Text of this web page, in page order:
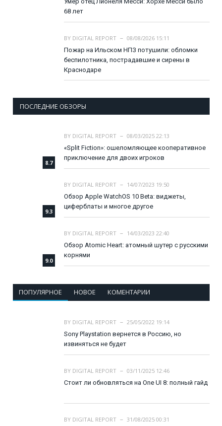
68 лет
BY DIGITAL REPORT
08/08/2026 15:11
Пожар на Ильском НПЗ потушили: обломки
беспилотника, пострадавшие и сирены в
Краснодаре
ПОСЛЕДНИЕ ОБЗОРЫ
8.7
BY DIGITAL REPORT
08/03/2025 22:13
«Split Fiction»: ошеломляющее кооперативное
приключение для двоих игроков
9.3
BY DIGITAL REPORT
14/07/2023 19:50
Обзор Apple WatchOS 10 Beta: виджеты,
циферблаты и многое другое
9.0
BY DIGITAL REPORT
14/03/2023 22:40
Обзор Atomic Heart: атомный шутер с русскими
корнями
ПОПУЛЯРНОЕ НОВОЕ КОМЕНТАРИИ
BY DIGITAL REPORT
25/05/2022 19:14
Sony Playstation вернется в Россию, но
извиняться не будет
BY DIGITAL REPORT
03/11/2025 12:46
Стоит ли обновляться на One UI 8: полный гайд
BY DIGITAL REPORT
31/08/2025 00:31